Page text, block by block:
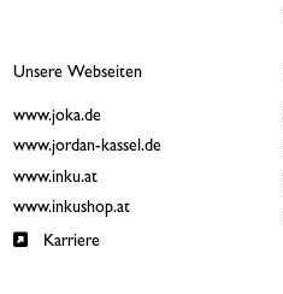
Unsere Webseiten
www.joka.de
www.jordan-kassel.de
www.inku.at
www.inkushop.at
Karriere